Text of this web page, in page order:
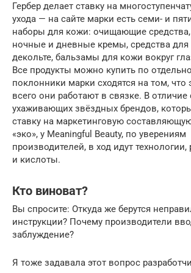
Гербер делает ставку на
ухода — на сайте марки есть семи- и
наборы для кожи: очищающие
ночные и дневные кремы, средства
декольте, бальзамы для кожи вокруг
Все продукты можно купить по
поклонники марки сходятся на том, что
всего они работают в связке. В отличие
ухаживающих звёздных брендов,
ставку на маркетинговую
«эко», у Meaningful Beauty, по уверениям
производителей, в ход идут
и кислоты.
Кто виноват?
Вы спросите: Откуда же берутся
инструкции? Почему производители
заблуждение?
Я тоже задавала этот вопрос